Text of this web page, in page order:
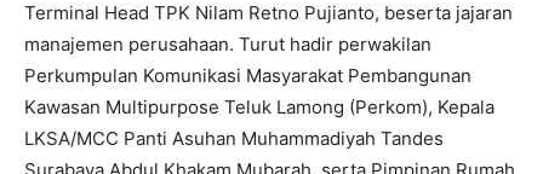
Terminal Head TPK Nilam Retno Pujianto, beserta jajaran
manajemen perusahaan. Turut hadir perwakilan
Perkumpulan Komunikasi Masyarakat Pembangunan
Kawasan Multipurpose Teluk Lamong (Perkom), Kepala
LKSA/MCC Panti Asuhan Muhammadiyah Tandes